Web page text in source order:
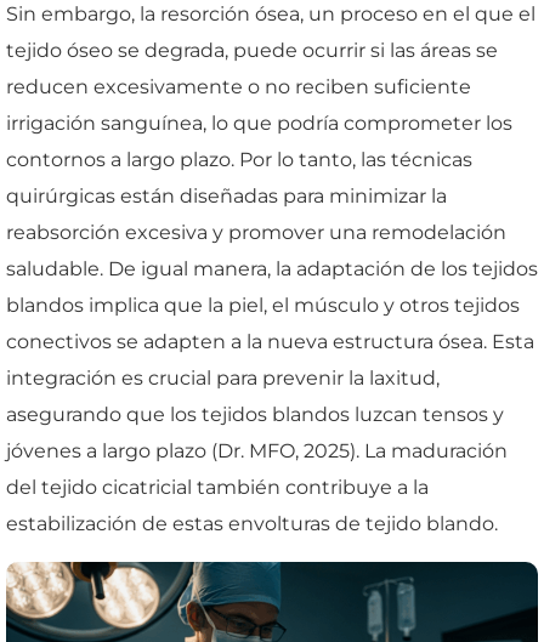
Sin embargo, la resorción ósea, un proceso en el que el
tejido óseo se degrada, puede ocurrir si las áreas se
reducen excesivamente o no reciben suficiente
irrigación sanguínea, lo que podría comprometer los
contornos a largo plazo. Por lo tanto, las técnicas
quirúrgicas están diseñadas para minimizar la
reabsorción excesiva y promover una remodelación
saludable. De igual manera, la adaptación de los tejidos
blandos implica que la piel, el músculo y otros tejidos
conectivos se adapten a la nueva estructura ósea. Esta
integración es crucial para prevenir la laxitud,
asegurando que los tejidos blandos luzcan tensos y
jóvenes a largo plazo (Dr. MFO, 2025). La maduración
del tejido cicatricial también contribuye a la
estabilización de estas envolturas de tejido blando.